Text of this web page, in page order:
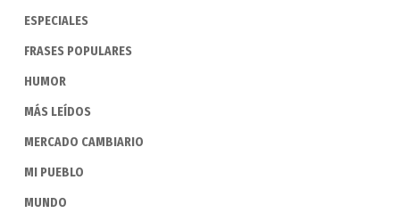
ESPECIALES
FRASES POPULARES
HUMOR
MÁS LEÍDOS
MERCADO CAMBIARIO
MI PUEBLO
MUNDO